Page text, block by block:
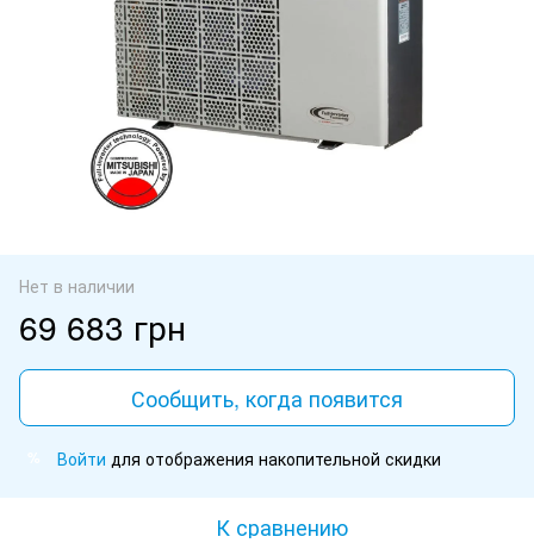
Нет в наличии
69 683 грн
Сообщить, когда появится
Войти для отображения накопительной скидки
К сравнению